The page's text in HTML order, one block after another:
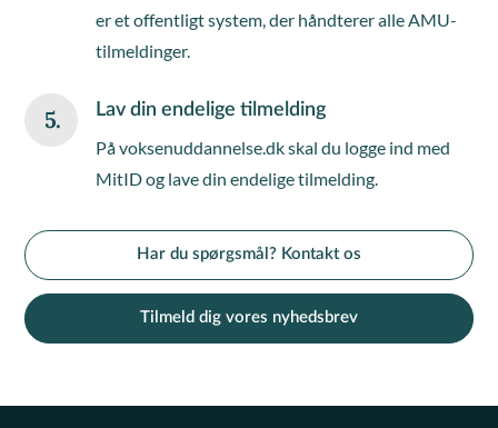
er et offentligt system, der håndterer alle AMU-
tilmeldinger.
5. Lav din endelige tilmelding
På voksenuddannelse.dk skal du logge ind med
MitID og lave din endelige tilmelding.
Har du spørgsmål? Kontakt os
Tilmeld dig vores nyhedsbrev